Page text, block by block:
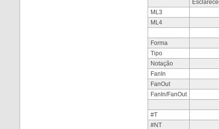
ML3
ML4
Forma
Tipo
Notação
FanIn
FanOut
FanIn/FanOut
#T
#NT